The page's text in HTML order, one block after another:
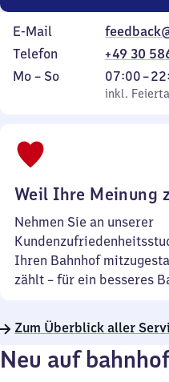
E-Mail
Telefon
+49 30
Montag
Mo – So,
inkl. Feiertage
07:00–
Von
7
inkl.
Weil Ihre Meinung
Nehmen Sie an unserer
Ihren Bahnhof
zählt – für ein besseres
Zum Überblick aller
Neu auf